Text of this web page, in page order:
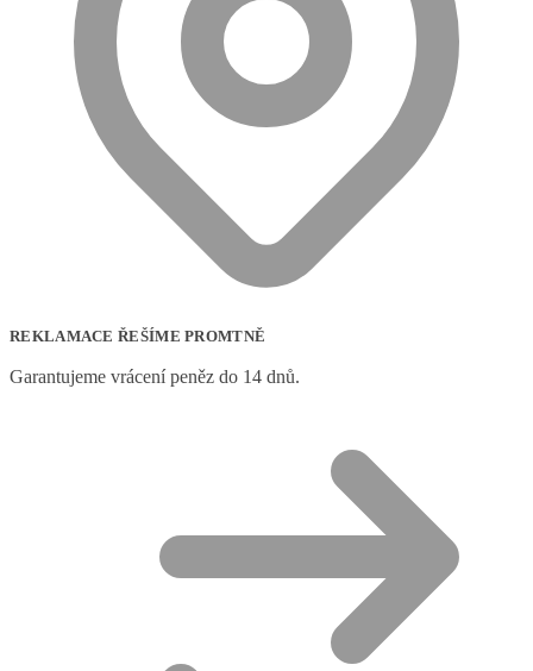
REKLAMACE ŘEŠÍME PROMTNĚ
Garantujeme vrácení peněz do 14 dnů.